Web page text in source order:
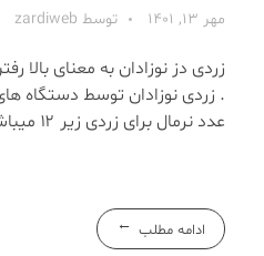
مهر 13, 1401 توسط zardiweb
زردی دز نوزادان به معنای بالا
. زردی نوزادان توسط دستگاه
عدد نرمال برای زردی زیر ۱۲ میباشد.
ادامه مطلب